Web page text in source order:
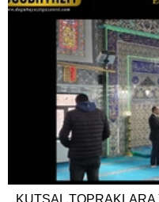
KUTSAL TOPRAKLARA